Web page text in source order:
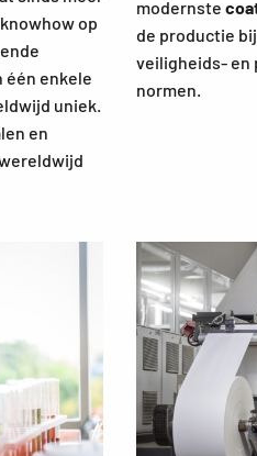
op
één enkele
uniek.
en
modernste
de productie
veiligheids- en
normen.